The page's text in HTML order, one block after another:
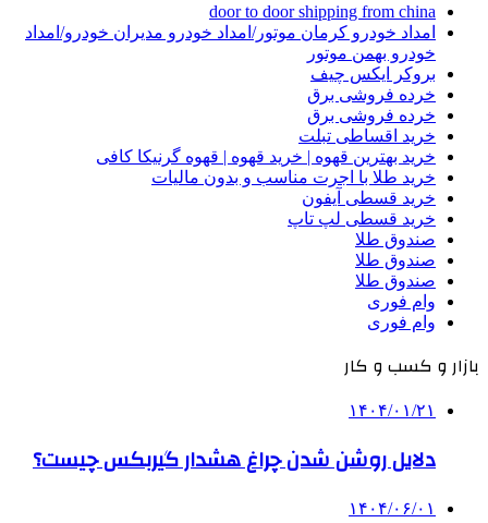
door to door shipping from china
امداد خودرو کرمان موتور/امداد خودرو مدیران خودرو/امداد
خودرو بهمن موتور
بروکر ایکس چیف
خرده فروشی برق
خرده فروشی برق
خرید اقساطی تبلت
خرید بهترین قهوه | خرید قهوه | قهوه گرنیکا کافی
خرید طلا با اجرت مناسب و بدون مالیات
خرید قسطی آیفون
خرید قسطی لپ تاپ
صندوق طلا
صندوق طلا
صندوق طلا
وام فوری
وام فوری
بازار و کسب و کار
۱۴۰۴/۰۱/۲۱
دلایل روشن شدن چراغ هشدار گیربکس چیست؟
۱۴۰۴/۰۶/۰۱